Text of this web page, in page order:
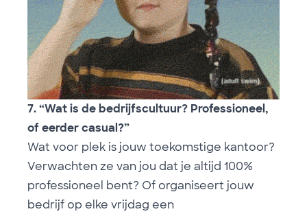
7. “Wat is de bedrijfscultuur? Professioneel,
of eerder casual?”
Wat voor plek is jouw toekomstige kantoor?
Verwachten ze van jou dat je altijd 100%
professioneel bent? Of organiseert jouw
bedrijf op elke vrijdag een